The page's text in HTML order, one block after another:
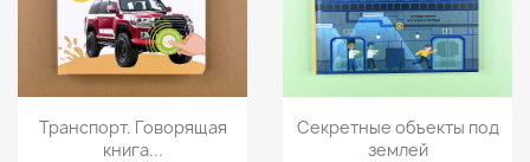
Просмотр
Транспорт. Говорящая
книга...
Просмотр
Секретные объекты под
землей